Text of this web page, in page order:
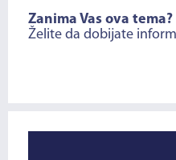
Zanima Vas ova tema?
Želite da dobijate